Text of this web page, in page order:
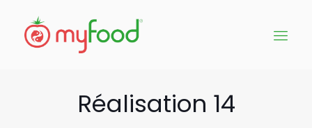
Réalisation 14